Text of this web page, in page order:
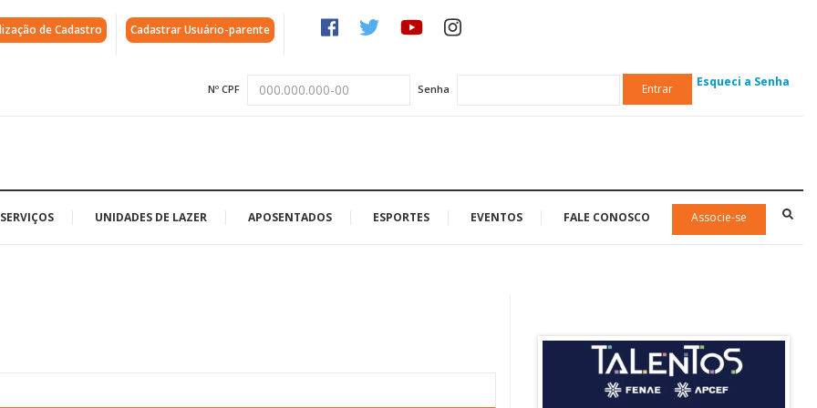
de Cadastro Cadastrar Usuário-parente
Nº CPF Senha Entrar Esqueci a Senha
SERVIÇOS UNIDADES DE LAZER APOSENTADOS ESPORTES EVENTOS FALE CONOSCO Associe-se